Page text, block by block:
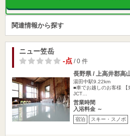
関連情報から探す
ニュー笠岳
-点/ 0 件
長野県 / 上高井郡高
湯田中駅9.22km
■車でお越しのお客様
JCT…
営業時間
入浴料金 ～
宿泊 スキー・スノボ